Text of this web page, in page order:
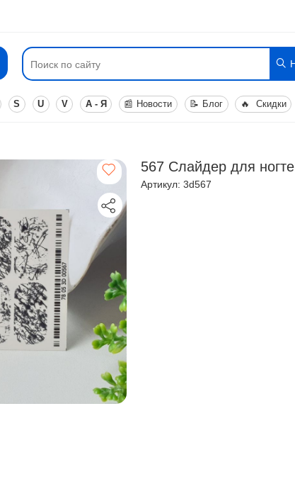
S U V А - Я 📰 Новости 📝 Блог 🔥 Скидки
567 Слайдер для
Артикул: 3d567